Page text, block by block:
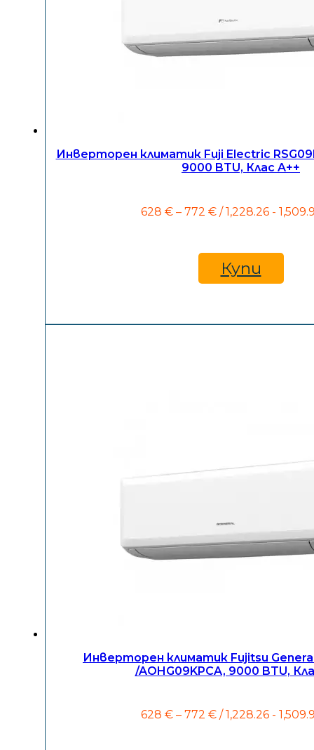
Инверторен климатик Fuji Electric
9000 BTU, Клас A++
628 € – 772 €Price
through
772 €
/ 1,228.26 -
Купи
Инверторен климатик Fujitsu General
/AOHG09KPCA, 9000 BTU,
628 € – 772 €Price
/ 1,228.26 -